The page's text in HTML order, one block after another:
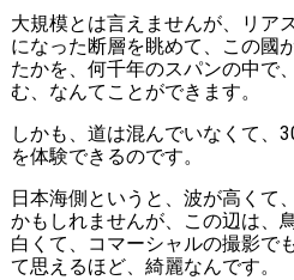
大規模とは言えませんが、リア
になった断層を眺めて、この國
たかを、何千年のスパンの中で
む、なんてことができます。
しかも、道は混んでいなくて、
を体験できるのです。
日本海側というと、波が高くて
かもしれませんが、この辺は、
白くて、コマーシャルの撮影で
て思えるほど、綺麗なんです。